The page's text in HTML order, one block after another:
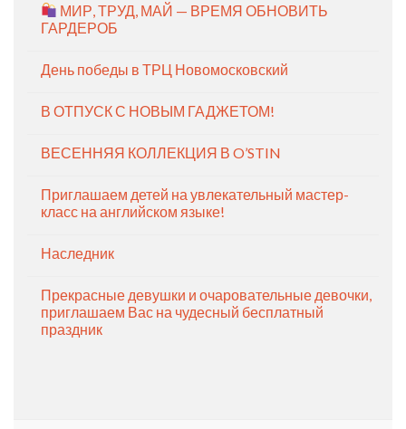
МИР, ТРУД, МАЙ — ВРЕМЯ ОБНОВИТЬ
ГАРДЕРОБ
День победы в ТРЦ Новомосковский
В ОТПУСК С НОВЫМ ГАДЖЕТОМ!
ВЕСЕННЯЯ КОЛЛЕКЦИЯ В O’STIN
Приглашаем детей на увлекательный мастер-
класс на английском языке!
Наследник
Прекрасные девушки и очаровательные девочки,
приглашаем Вас на чудесный бесплатный
праздник